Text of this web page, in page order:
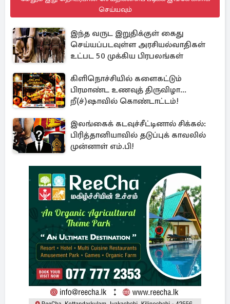
செய்யவும்
இந்த வருட இறுதிக்குள் கைது
செய்யப்படவுள்ள அரசியல்வாதிகள்
உட்பட 50 முக்கிய பிரபலங்கள்
கிளிநொச்சியில் களைகட்டும்
பிரமாண்ட உணவுத் திருவிழா...
றீ(ச்)ஷாவில் கொண்டாட்டம்!
இலங்கைக் கடவுச்சீட்டினால் சிக்கல்:
பிரித்தானியாவில் தடுப்புக் காவலில்
முன்னாள் எம்.பி!